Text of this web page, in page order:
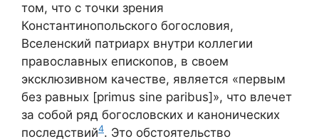
том, что с точки зрения
Константинопольского богословия,
Вселенский патриарх внутри коллегии
православных епископов, в своем
эксклюзивном качестве, является «первым
без равных [primus sine paribus]», что влечет
за собой ряд богословских и канонических
последствий4. Это обстоятельство